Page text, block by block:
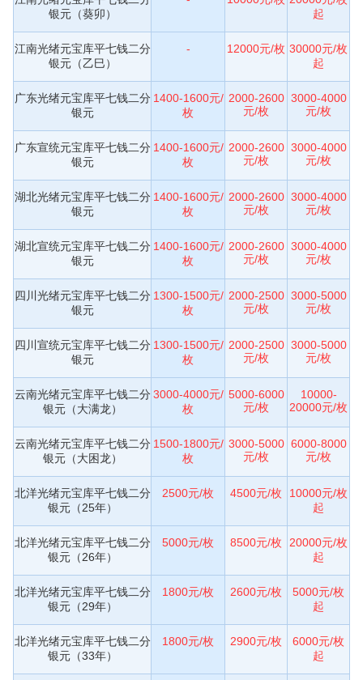
银元（葵卯）
起
江南光绪元宝库平七钱二分
银元（乙巳）
- 12000元/枚 30000元/枚
起
广东光绪元宝库平七钱二分
银元
1400-1600元/
枚
2000-2600
元/枚
3000-4000
元/枚
广东宣统元宝库平七钱二分
银元
1400-1600元/
枚
2000-2600
元/枚
3000-4000
元/枚
湖北光绪元宝库平七钱二分
银元
1400-1600元/
枚
2000-2600
元/枚
3000-4000
元/枚
湖北宣统元宝库平七钱二分
银元
1400-1600元/
枚
2000-2600
元/枚
3000-4000
元/枚
四川光绪元宝库平七钱二分
银元
1300-1500元/
枚
2000-2500
元/枚
3000-5000
元/枚
四川宣统元宝库平七钱二分
银元
1300-1500元/
枚
2000-2500
元/枚
3000-5000
元/枚
云南光绪元宝库平七钱二分
银元（大满龙）
3000-4000元/
枚
5000-6000
元/枚
10000-
20000元/枚
云南光绪元宝库平七钱二分
银元（大困龙）
1500-1800元/
枚
3000-5000
元/枚
6000-8000
元/枚
北洋光绪元宝库平七钱二分
银元（25年）
2500元/枚 4500元/枚
10000元/枚
起
北洋光绪元宝库平七钱二分
银元（26年）
5000元/枚 8500元/枚
20000元/枚
起
北洋光绪元宝库平七钱二分
银元（29年）
1800元/枚 2600元/枚
5000元/枚
起
北洋光绪元宝库平七钱二分
银元（33年）
1800元/枚 2900元/枚
6000元/枚
起